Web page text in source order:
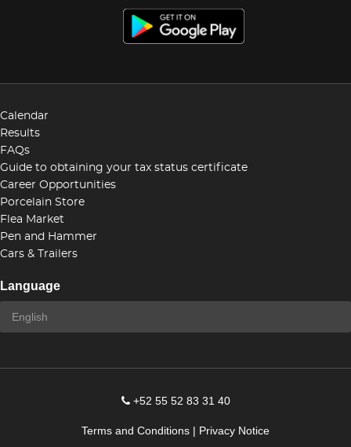
Calendar
Results
FAQs
Guide to obtaining your tax status certificate
Career Opportunities
Porcelain Store
Flea Market
Pen and Hammer
Cars & Trailers
Language
+52 55 52 83 31 40
Terms and Conditions | Privacy Notice